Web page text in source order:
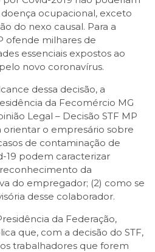
ocupacional, exceto
do nexo causal. Para a
ofende milhares de
essenciais expostos ao
novo coronavírus.
dessa decisão, a
da Fecomércio MG
Legal – Decisão STF MP
orientar o empresário sobre
de contaminação de
19 podem caracterizar
da
do empregador; (2) como se
desse colaborador.
da Federação,
que, com a decisão do STF,
trabalhadores que forem